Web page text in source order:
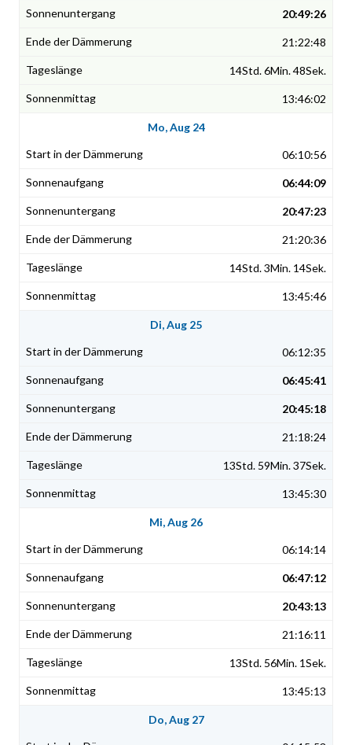
20:49:26
21:22:48
14Std. 6Min. 48Sek.
13:46:02
Mo, Aug 24
06:10:56
06:44:09
20:47:23
21:20:36
14Std. 3Min. 14Sek.
13:45:46
Di, Aug 25
06:12:35
06:45:41
20:45:18
21:18:24
13Std. 59Min. 37Sek.
13:45:30
Mi, Aug 26
06:14:14
06:47:12
20:43:13
21:16:11
13Std. 56Min. 1Sek.
13:45:13
Do, Aug 27